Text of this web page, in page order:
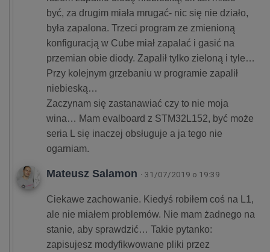
być, za drugim miała mrugać- nic się nie działo,
była zapalona. Trzeci program ze zmienioną
konfiguracją w Cube miał zapalać i gasić na
przemian obie diody. Zapalił tylko zieloną i tyle…
Przy kolejnym grzebaniu w programie zapalił
niebieską…
Zaczynam się zastanawiać czy to nie moja
wina… Mam evalboard z STM32L152, być może
seria L się inaczej obsługuje a ja tego nie
ogarniam.
Mateusz Salamon · 31/07/2019 o 19:39
Ciekawe zachowanie. Kiedyś robiłem coś na L1,
ale nie miałem problemów. Nie mam żadnego na
stanie, aby sprawdzić… Takie pytanko:
zapisujesz modyfikwowane pliki przez